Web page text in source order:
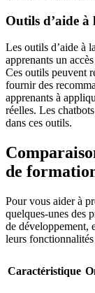
Outils d’aide
Les outils d’aide à
apprenants un
Ces outils peuvent
fournir des
apprenants à
réelles. Les
dans ces outils.
de
Pour vous aider à
quelques-unes des
de développement,
leurs fonctionnalités
Caractéristique